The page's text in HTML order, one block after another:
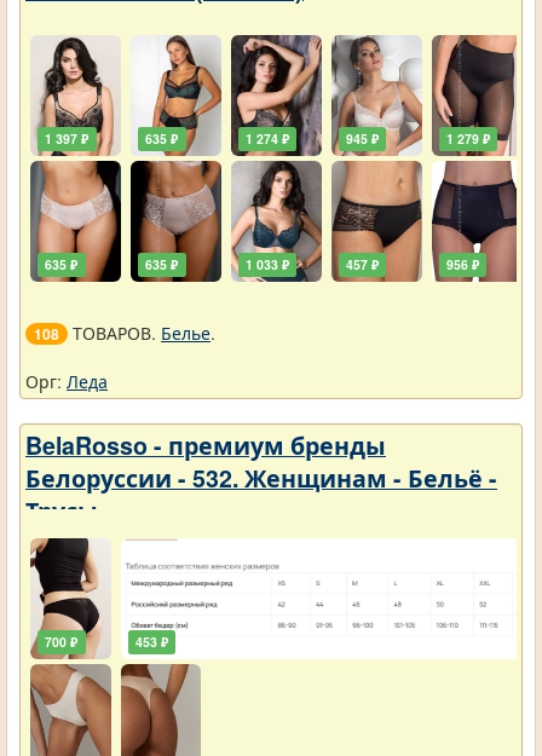
1 397 ₽
635 ₽
635 ₽
635 ₽
1 274 ₽
1 033 ₽
945 ₽
457 ₽
1 279 ₽
956 ₽
108 ТОВАРОВ. Белье.
Орг: Леда
BelaRosso - премиум бренды
Белоруссии - 532. Женщинам - Бельё -
Трусы
700 ₽ 453 ₽